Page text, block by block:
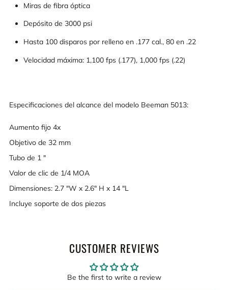
Miras de fibra óptica
Depósito de 3000 psi
Hasta 100 disparos por relleno en .177 cal., 80 en .22
Velocidad máxima: 1,100 fps (.177), 1,000 fps (.22)
Especificaciones del alcance del modelo Beeman 5013:
Aumento fijo 4x
Objetivo de 32 mm
Tubo de 1 "
Valor de clic de 1/4 MOA
Dimensiones: 2.7 "W x 2.6" H x 14 "L
Incluye soporte de dos piezas
CUSTOMER REVIEWS
Be the first to write a review